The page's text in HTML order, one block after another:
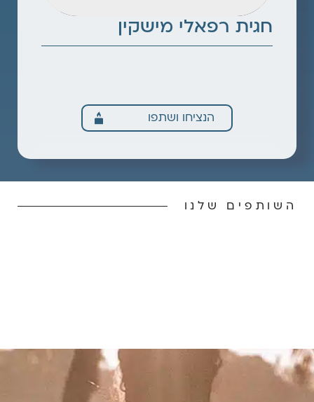
חגית רפאלי מישקין
הנציחו ושתפו
השותפים שלנו